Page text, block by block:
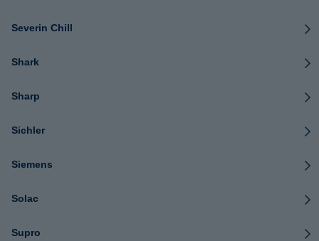
Severin Chill
Shark
Sharp
Sichler
Siemens
Solac
Supro